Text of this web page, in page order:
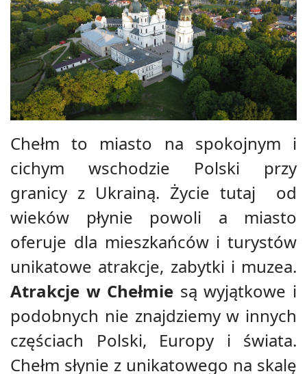
Chełm to miasto na spokojnym i
cichym wschodzie Polski przy
granicy z Ukrainą. Życie tutaj od
wieków płynie powoli a miasto
oferuje dla mieszkańców i turystów
unikatowe atrakcje, zabytki i muzea.
Atrakcje w Chełmie są wyjątkowe i
podobnych nie znajdziemy w innych
częściach Polski, Europy i świata.
Chełm słynie z unikatowego na skalę